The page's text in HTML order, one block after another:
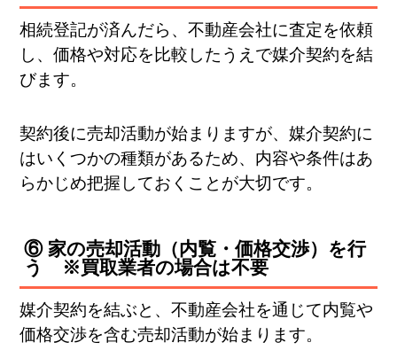
相続登記が済んだら、不動産会社に査定を依頼
し、価格や対応を比較したうえで媒介契約を結
びます。
契約後に売却活動が始まりますが、媒介契約に
はいくつかの種類があるため、内容や条件はあ
らかじめ把握しておくことが大切です。
⑥ 家の売却活動（内覧・価格交渉）を行
う ※買取業者の場合は不要
媒介契約を結ぶと、不動産会社を通じて内覧や
価格交渉を含む売却活動が始まります。